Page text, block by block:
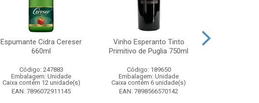
Espumante Cidra Cereser
660ml
Código: 247883
Embalagem: Unidade
Caixa contém 12 unidade(s)
EAN: 7896072911145
Vinho Esperanto Tinto
Primitivo de Puglia 750ml
Código: 189650
Embalagem: Unidade
Caixa contém 6 unidade(s)
EAN: 7898566570142